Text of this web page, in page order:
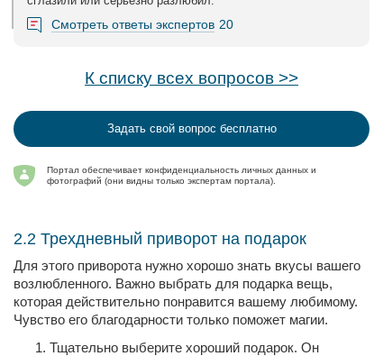
Смотреть ответы экспертов 20
К списку всех вопросов >>
Задать свой вопрос бесплатно
Портал обеспечивает конфиденциальность личных данных и
фотографий (они видны только экспертам портала).
2.2 Трехдневный приворот на подарок
Для этого приворота нужно хорошо знать вкусы вашего
возлюбленного. Важно выбрать для подарка вещь,
которая действительно понравится вашему любимому.
Чувство его благодарности только поможет магии.
Тщательно выберите хороший подарок. Он